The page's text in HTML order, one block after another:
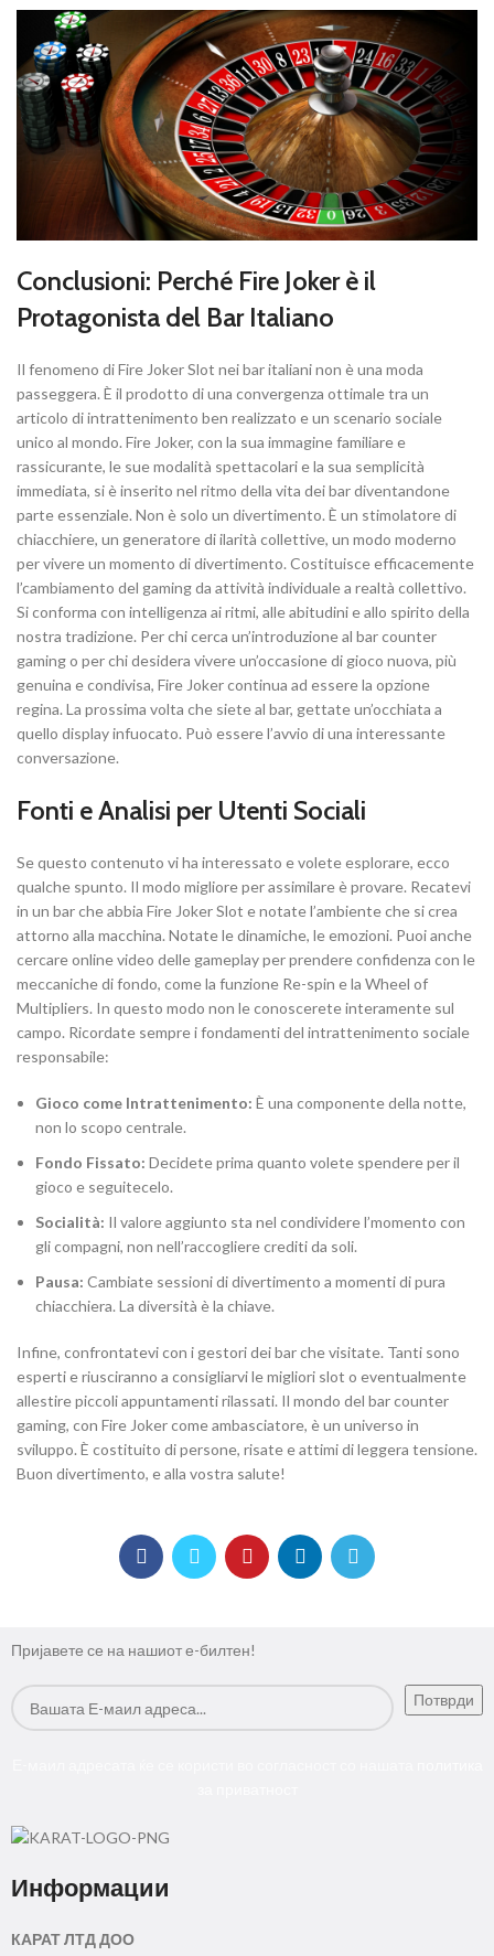
Conclusioni: Perché Fire Joker è il
Protagonista del Bar Italiano
Il fenomeno di Fire Joker Slot nei bar italiani non è una moda
passeggera. È il prodotto di una convergenza ottimale tra un
articolo di intrattenimento ben realizzato e un scenario sociale
unico al mondo. Fire Joker, con la sua immagine familiare e
rassicurante, le sue modalità spettacolari e la sua semplicità
immediata, si è inserito nel ritmo della vita dei bar diventandone
parte essenziale. Non è solo un divertimento. È un stimolatore di
chiacchiere, un generatore di ilarità collettive, un modo moderno
per vivere un momento di divertimento. Costituisce efficacemente
l’cambiamento del gaming da attività individuale a realtà collettivo.
Si conforma con intelligenza ai ritmi, alle abitudini e allo spirito della
nostra tradizione. Per chi cerca un’introduzione al bar counter
gaming o per chi desidera vivere un’occasione di gioco nuova, più
genuina e condivisa, Fire Joker continua ad essere la opzione
regina. La prossima volta che siete al bar, gettate un’occhiata a
quello display infuocato. Può essere l’avvio di una interessante
conversazione.
Fonti e Analisi per Utenti Sociali
Se questo contenuto vi ha interessato e volete esplorare, ecco
qualche spunto. Il modo migliore per assimilare è provare. Recatevi
in un bar che abbia Fire Joker Slot e notate l’ambiente che si crea
attorno alla macchina. Notate le dinamiche, le emozioni. Puoi anche
cercare online video delle gameplay per prendere confidenza con le
meccaniche di fondo, come la funzione Re-spin e la Wheel of
Multipliers. In questo modo non le conoscerete interamente sul
campo. Ricordate sempre i fondamenti del intrattenimento sociale
responsabile:
Gioco come Intrattenimento: È una componente della notte,
non lo scopo centrale.
Fondo Fissato: Decidete prima quanto volete spendere per il
gioco e seguitecelo.
Socialità: Il valore aggiunto sta nel condividere l’momento con
gli compagni, non nell’raccogliere crediti da soli.
Pausa: Cambiate sessioni di divertimento a momenti di pura
chiacchiera. La diversità è la chiave.
Infine, confrontatevi con i gestori dei bar che visitate. Tanti sono
esperti e riusciranno a consigliarvi le migliori slot o eventualmente
allestire piccoli appuntamenti rilassati. Il mondo del bar counter
gaming, con Fire Joker come ambasciatore, è un universo in
sviluppo. È costituito di persone, risate e attimi di leggera tensione.
Buon divertimento, e alla vostra salute!
Пријавете се на нашиот е-билтен!
Информации
КАРАТ ЛТД ДОО